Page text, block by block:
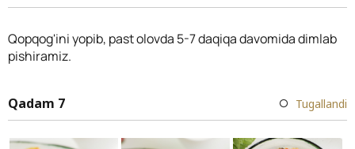
Qopqog'ini yopib, past olovda 5-7 daqiqa davomida dimlab
pishiramiz.
Qadam 7 Tugallandi